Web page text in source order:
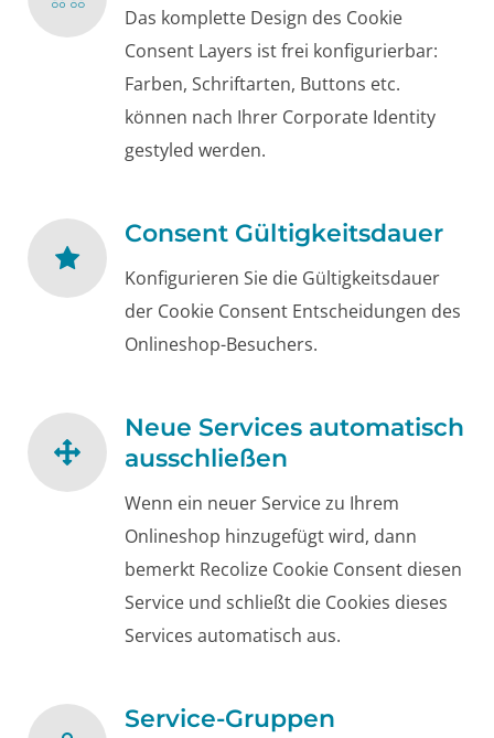
Das komplette Design des Cookie
Consent Layers ist frei konfigurierbar:
Farben, Schriftarten, Buttons etc.
können nach Ihrer Corporate Identity
gestyled werden.
Consent Gültigkeitsdauer
Konfigurieren Sie die Gültigkeitsdauer
der Cookie Consent Entscheidungen des
Onlineshop-Besuchers.
Neue Services automatisch
ausschließen
Wenn ein neuer Service zu Ihrem
Onlineshop hinzugefügt wird, dann
bemerkt Recolize Cookie Consent diesen
Service und schließt die Cookies dieses
Services automatisch aus.
Service-Gruppen